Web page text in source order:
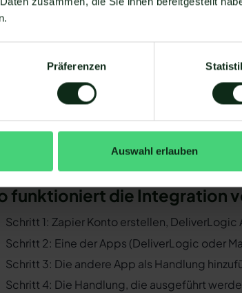
Präferenzen
Auswahl erlauben
DeliverLogic mit WhatsApp verbinden zu
Sie müssen WhatsApp über die WhatsApp-
Ihr WhatsApp Business API Anbieter muss
ermöglichen. Längst nicht alle Anbieter der
und WhatsApp zu ermöglichen. Mit Mateo
Verfügung, die Sie mit WhatsApp verbinden
der Einrichtungsprozess der Integration je
es keine allgemein gültige Anleitung. Wir
und WhatsApp mit Mateo
funktioniert die Integration
Schritt 1: Zapier Konto erstellen,
Schritt 2: Eine der Apps (DeliverLogic oder
Schritt 3: Die andere App als Handlung
Schritt 4: Die Handlung, die ausgeführt